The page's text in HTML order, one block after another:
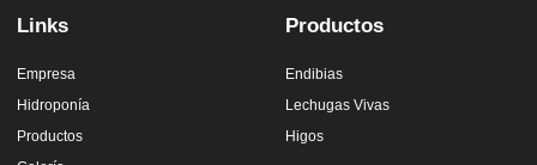
Links
Empresa
Hidroponía
Productos
Productos
Endibias
Lechugas Vivas
Higos